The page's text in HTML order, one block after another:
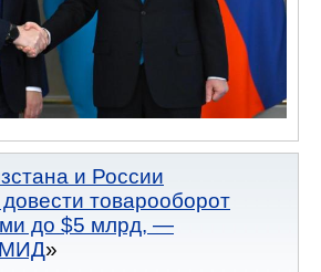
и России
товарооборот
до $5 млрд, —
МИД